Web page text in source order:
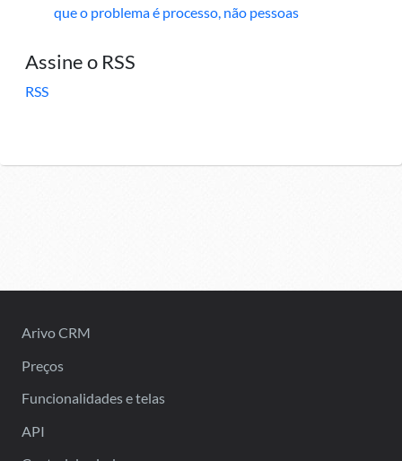
que o problema é processo, não pessoas
Assine o RSS
RSS
Arivo CRM
Preços
Funcionalidades e telas
API